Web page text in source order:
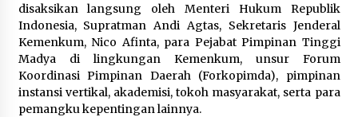
Respons Cepat Aduan Warga, Wali
Kota Serang Bantu Bedah Rumah
Roboh Korban Bencana, Salurkan
Bantuan Rp30 Juta
5 Agustus 2026
disaksikan langsung oleh Menteri Hukum Republik
Indonesia, Supratman Andi Agtas, Sekretaris Jenderal
Kemenkum, Nico Afinta, para Pejabat Pimpinan Tinggi
Madya di lingkungan Kemenkum, unsur Forum
Koordinasi Pimpinan Daerah (Forkopimda), pimpinan
instansi vertikal, akademisi, tokoh masyarakat, serta para
pemangku kepentingan lainnya.